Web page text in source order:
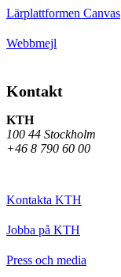
Lärplattformen Canvas
Webbmejl
Kontakt
KTH
100 44 Stockholm
+46 8 790 60 00
Kontakta KTH
Jobba på KTH
Press och media